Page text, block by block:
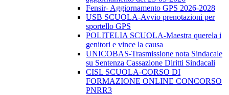
Fensir- Aggiornamento GPS 2026-2028
USB SCUOLA-Avvio prenotazioni per
sportello GPS
POLITELIA SCUOLA-Maestra querela i
genitori e vince la causa
UNICOBAS-Trasmissione nota Sindacale
su Sentenza Cassazione Diritti Sindacali
CISL SCUOLA-CORSO DI
FORMAZIONE ONLINE CONCORSO
PNRR3